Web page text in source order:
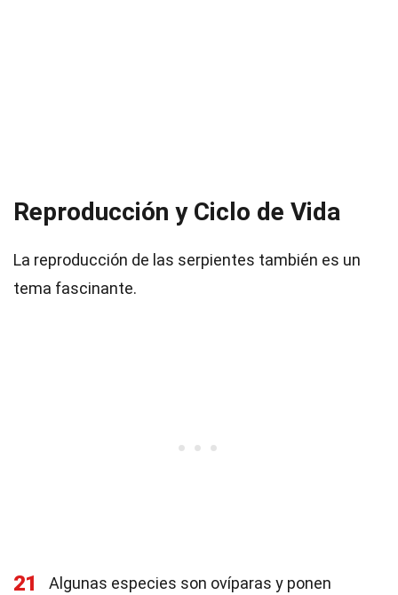
Reproducción y Ciclo de Vida
La reproducción de las serpientes también es un
tema fascinante.
21 Algunas especies son ovíparas y ponen